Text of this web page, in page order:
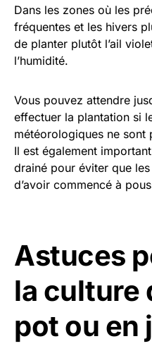
Dans les zones où les
fréquentes et les hivers
de planter plutôt l’ail
l’humidité.
Vous pouvez attendre
effectuer la plantation si
météorologiques ne sont
Il est également
drainé pour éviter que
d’avoir commencé à
Astuces
la culture
pot ou en